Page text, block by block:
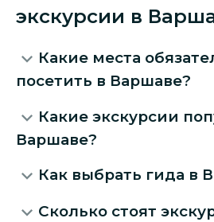
экскурсии в
Какие места
посетить в Варшаве?
Какие экскурсии
Варшаве?
Как выбрать гида в
Сколько стоят